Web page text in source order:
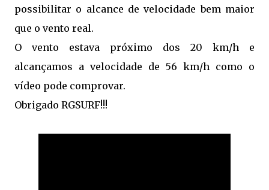
possibilitar o alcance de velocidade bem maior
que o vento real.
O vento estava próximo dos 20 km/h e
alcançamos a velocidade de 56 km/h como o
vídeo pode comprovar.
Obrigado RGSURF!!!